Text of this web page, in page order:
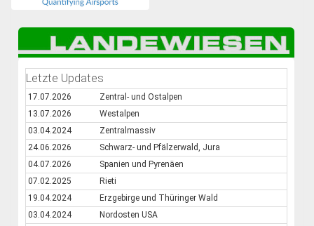
Letzte Updates
17.07.2026
Zentral- und Ostalpen
13.07.2026
Westalpen
03.04.2024
Zentralmassiv
24.06.2026
Schwarz- und Pfälzerwald, Jura
04.07.2026
Spanien und Pyrenäen
07.02.2025
Rieti
19.04.2024
Erzgebirge und Thüringer Wald
03.04.2024
Nordosten USA